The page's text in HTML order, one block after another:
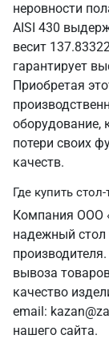
неровности
AISI 430
весит
гарантирует
Приобретая
оборудование,
потери своих
качеств.
Где купить
Компания ООО
надежный
вывоза
качество
email:
нашего сайта.